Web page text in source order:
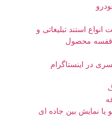
استند تبلیغاتی و
قفسه محصول
در اینستاگرام
نمایش بین جاده ای